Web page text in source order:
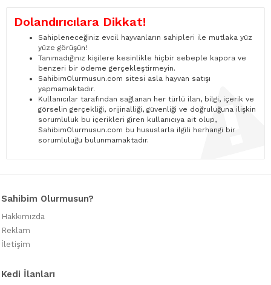
Dolandırıcılara Dikkat!
Sahipleneceğiniz evcil hayvanların sahipleri ile mutlaka yüz
yüze görüşün!
Tanımadığınız kişilere kesinlikle hiçbir sebeple kapora ve
benzeri bir ödeme gerçekleştirmeyin.
SahibimOlurmusun.com sitesi asla hayvan satışı
yapmamaktadır.
Kullanıcılar tarafından sağlanan her türlü ilan, bilgi, içerik ve
görselin gerçekliği, orijinalliği, güvenliği ve doğruluğuna ilişkin
sorumluluk bu içerikleri giren kullanıcıya ait olup,
SahibimOlurmusun.com bu hususlarla ilgili herhangi bir
sorumluluğu bulunmamaktadır.
Sahibim Olurmusun?
Hakkımızda
Reklam
İletişim
Kedi İlanları